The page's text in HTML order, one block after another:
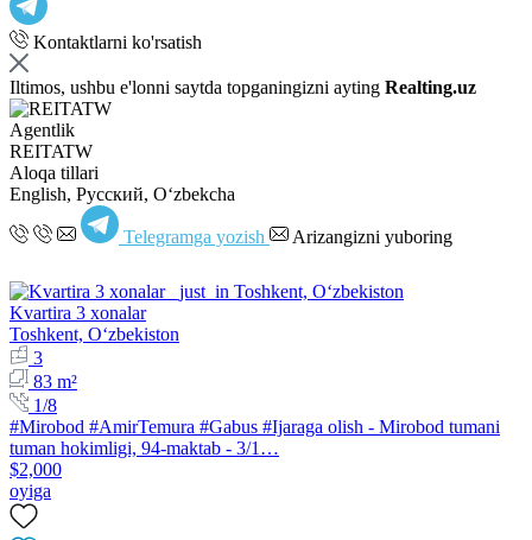
Kontaktlarni ko'rsatish
Iltimos, ushbu e'lonni saytda topganingizni ayting Realting.uz
Agentlik
REITATW
Aloqa tillari
English, Русский, Oʻzbekcha
Telegramga yozish Arizangizni yuboring
Kvartira 3 xonalar
Toshkent, Oʻzbekiston
3
83 m²
1/8
#Mirobod #AmirTemura #Gabus #Ijaraga olish - Mirobod tumani
tuman hokimligi, 94-maktab - 3/1…
$2,000
oyiga